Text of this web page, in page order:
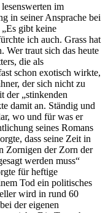
im
in seiner Ansprache bei
gibt keine
ich auch. Grass hat
Wer traut sich das heute
die als
schon exotisch wirkte,
der sich nicht zu
der „stinkenden
damit an. Ständig und
wo und für was er
seines Romans
dass seine Zeit in
Zornigen der Zorn der
werden muss“
für heftige
Tod ein politisches
wird in rund 60
der eigenen